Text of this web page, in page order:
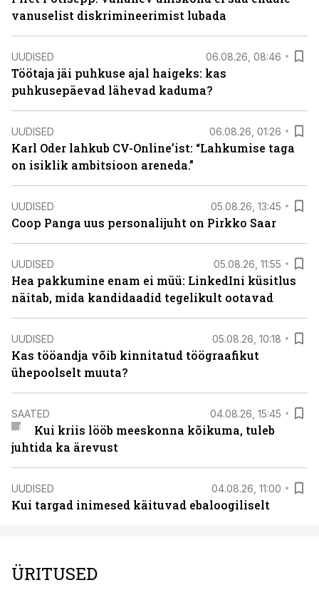
vanuselist diskrimineerimist lubada
UUDISED 06.08.26, 08:46
Töötaja jäi puhkuse ajal haigeks: kas
puhkusepäevad lähevad kaduma?
UUDISED 06.08.26, 01:26
Karl Oder lahkub CV-Online’ist: “Lahkumise taga
on isiklik ambitsioon areneda.”
UUDISED 05.08.26, 13:45
Coop Panga uus personalijuht on Pirkko Saar
UUDISED 05.08.26, 11:55
Hea pakkumine enam ei müü: LinkedIni küsitlus
näitab, mida kandidaadid tegelikult ootavad
UUDISED 05.08.26, 10:18
Kas tööandja võib kinnitatud töögraafikut
ühepoolselt muuta?
SAATED 04.08.26, 15:45
Kui kriis lööb meeskonna kõikuma, tuleb
juhtida ka ärevust
UUDISED 04.08.26, 11:00
Kui targad inimesed käituvad ebaloogiliselt
ÜRITUSED